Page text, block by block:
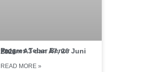
Progres Tebar Benur Kolam A3 dan A7, 26 Juni 2026
READ MORE »